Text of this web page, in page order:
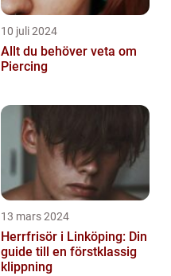
10 juli 2024
Allt du behöver veta om
Piercing
13 mars 2024
Herrfrisör i Linköping: Din
guide till en förstklassig
klippning